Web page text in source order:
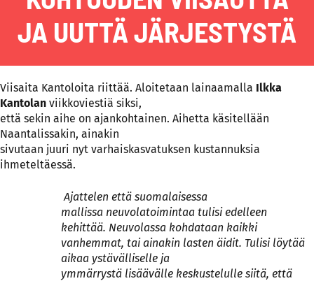
JA UUTTÄ JÄRJESTYSTÄ
Viisaita Kantoloita riittää. Aloitetaan lainaamalla Ilkka
Kantolan viikkoviestiä siksi,
että sekin aihe on ajankohtainen. Aihetta käsitellään
Naantalissakin, ainakin
sivutaan juuri nyt varhaiskasvatuksen kustannuksia
ihmeteltäessä.
Ajattelen että suomalaisessa
mallissa neuvolatoimintaa tulisi edelleen
kehittää. Neuvolassa kohdataan kaikki
vanhemmat, tai ainakin lasten äidit. Tulisi löytää
aikaa ystävälliselle ja
ymmärrystä lisäävälle keskustelulle siitä, että